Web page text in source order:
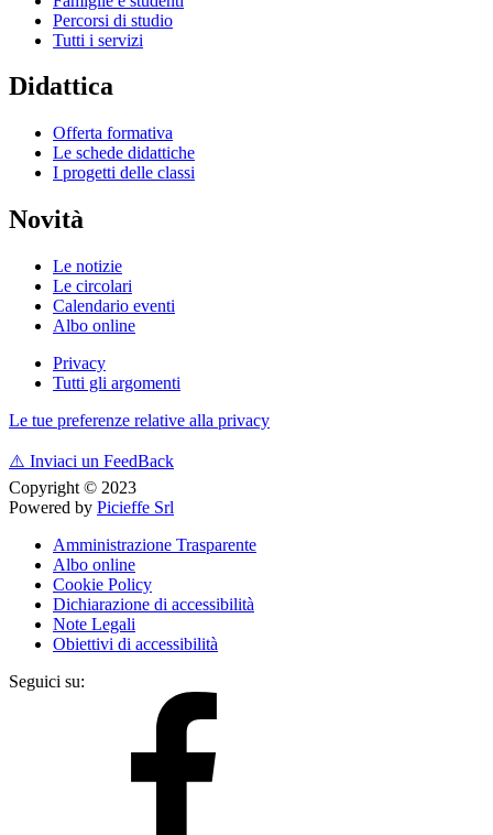
Percorsi di studio
Tutti i servizi
Didattica
Offerta formativa
Le schede didattiche
I progetti delle classi
Novità
Le notizie
Le circolari
Calendario eventi
Albo online
Privacy
Tutti gli argomenti
Le tue preferenze relative alla privacy
⚠️ Inviaci un FeedBack
Copyright © 2023
Powered by Picieffe Srl
Amministrazione Trasparente
Albo online
Cookie Policy
Dichiarazione di accessibilità
Note Legali
Obiettivi di accessibilità
Seguici su: